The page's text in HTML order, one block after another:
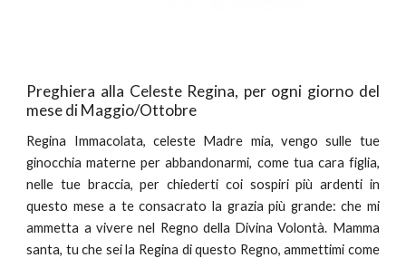
Preghiera alla Celeste Regina, per ogni giorno del
mese di Maggio/Ottobre
Regina Immacolata, celeste Madre mia, vengo sulle tue
ginocchia materne per abbandonarmi, come tua cara figlia,
nelle tue braccia, per chiederti coi sospiri più ardenti in
questo mese a te consacrato la grazia più grande: che mi
ammetta a vivere nel Regno della Divina Volontà. Mamma
santa, tu che sei la Regina di questo Regno, ammettimi come